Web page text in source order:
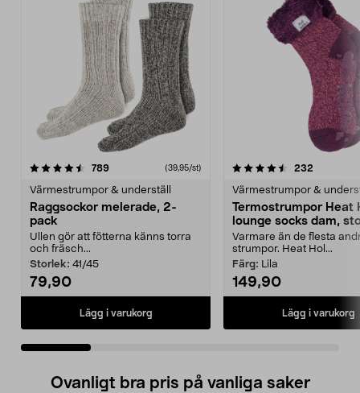
789recensioner (39,95/st)
Värmestrumpor & underställ
Raggsockor melerade, 2-
pack
Ullen gör att fötterna känns torra
och fräsch...
Storlek: 41/45
79,90
Lägg i varukorg
4.5 av 5 stjärnor 232
Värmestrumpor &
Termostrumpor Heat
lounge socks dam,
37–42
Varmare än de flesta
strumpor. Heat Hol...
Färg: Lila
149,90
Lägg i varukorg
4.5 av 5 stjärnor
Ovanligt bra pris på vanliga saker